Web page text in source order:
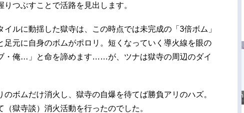
つぶすことで活路を見出します。
イルに動揺した獄寺は、この時点では未完成の「3倍ボム」
足元に自身のボムがポロリ。短くなっていく導火線を眼の
・俺…」と命を諦めます……が、ツナは獄寺の周辺のダイ
ボムだけ消火し、獄寺の自爆を待てば勝負アリのハズ。
（獄寺談）消火活動を行ったのでした。
♪ in アニメイトタイムズ
radio 大直会 2nd season